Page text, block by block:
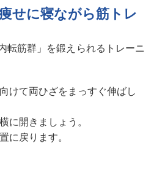
せに寝ながら筋トレ
転筋群」を鍛えられるトレーニ
けて両ひざをまっすぐ伸ばし
に開きましょう。
に戻ります。